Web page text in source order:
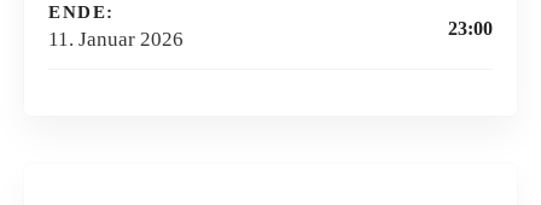
ENDE:
11. Januar 2026 23:00